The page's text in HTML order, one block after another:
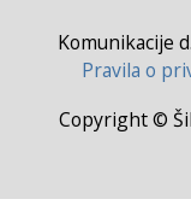
Komunikacije
Pravila o
Copyright ©